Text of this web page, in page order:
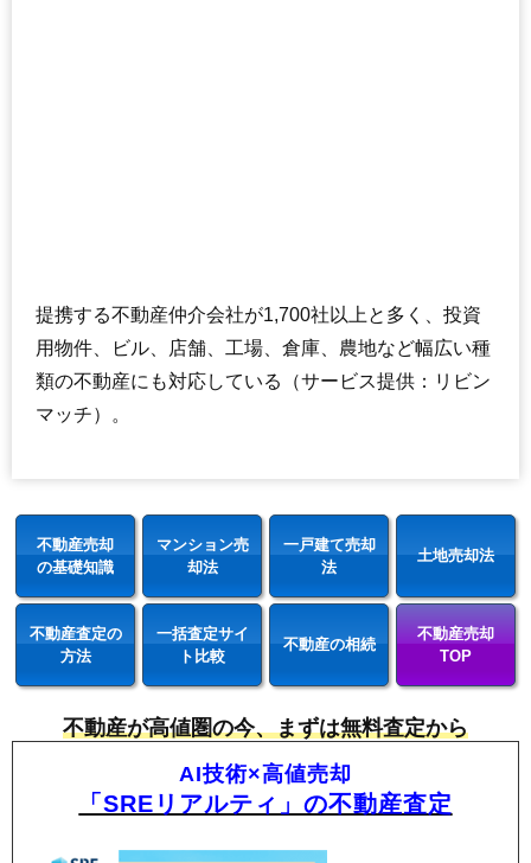
提携する不動産仲介会社が1,700社以上と多く、投資
用物件、ビル、店舗、工場、倉庫、農地など幅広い種
類の不動産にも対応している（サービス提供：リビン
マッチ）。
不動産売却
の基礎知識
マンション売
却法
一戸建て売却
法
土地売却法
不動産査定の
方法
一括査定サイ
ト比較
不動産の相続
不動産売却
TOP
不動産が高値圏の今、まずは無料査定から
AI技術×高値売却
「SREリアルティ」の不動産査定